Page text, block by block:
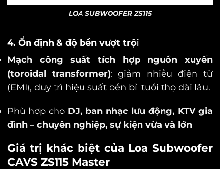
LOA SUBWOOFER ZS115
4. Ổn định & độ bền vượt trội
Mạch công suất tích hợp nguồn xuyến
(toroidal transformer): giảm nhiễu điện từ
(EMI), duy trì hiệu suất bền bỉ, tuổi thọ dài lâu.
Phù hợp cho DJ, ban nhạc lưu động, KTV gia
đình – chuyên nghiệp, sự kiện vừa và lớn.
Giá trị khác biệt của Loa Subwoofer
CAVS ZS115 Master